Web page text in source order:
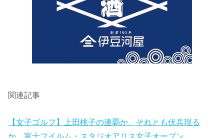
関連記事
【女子ゴルフ】上田桃子の連覇か、それとも伏兵現る
か 富士フイルム・スタジオアリス女子オープン